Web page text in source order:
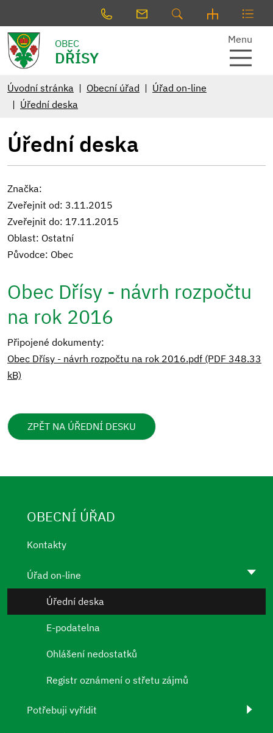
OBEC
DŘÍSY
Menu
Úvodní stránka Obecní úřad
Úřad on-line
Úřední deska
Úřední deska
Značka:
Zveřejnit od: 3.11.2015
Zveřejnit do: 17.11.2015
Oblast: Ostatní
Původce: Obec
Obec Dřísy - návrh rozpočtu
na rok 2016
Připojené dokumenty:
Obec Dřísy - návrh rozpočtu na rok 2016.pdf (PDF 348.33
kB)
ZPĚT NA ÚŘEDNÍ DESKU
OBECNÍ ÚŘAD
Kontakty
Úřad on-line
Úřední deska
E-podatelna
Ohlášení nedostatků
Registr oznámení o střetu zájmů
Potřebuji vyřídit